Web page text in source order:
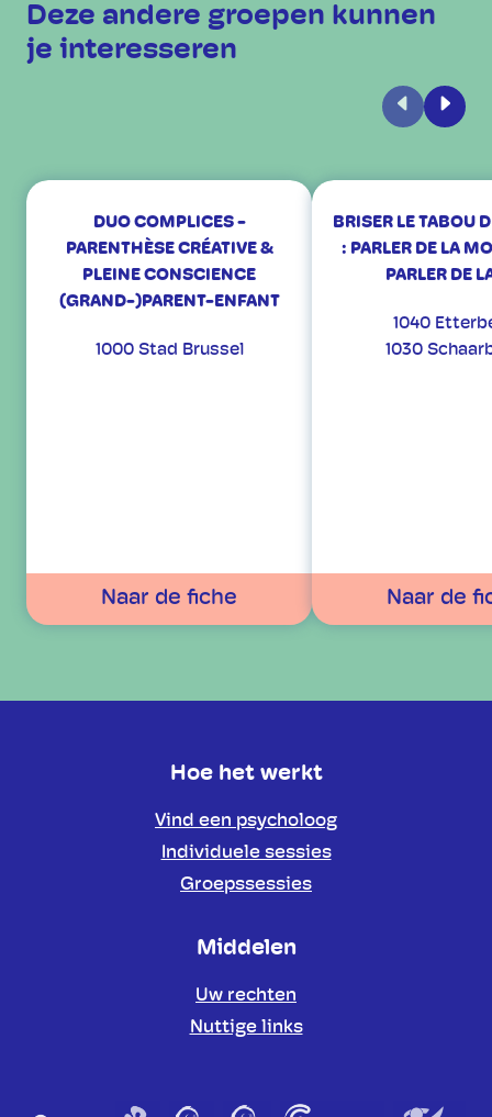
Deze andere groepen kunnen
je interesseren
Vorige
DUO COMPLICES -
PARENTHÈSE CRÉATIVE &
PLEINE CONSCIENCE
(GRAND-)PARENT-ENFANT
1000 Stad Brussel
Naar de fiche
BRISER LE TABOU
: PARLER DE LA
PARLER DE
1040
1030
Naar de
Hoe het werkt
Vind een psycholoog
Individuele sessies
Groepssessies
Middelen
Uw rechten
Nuttige links